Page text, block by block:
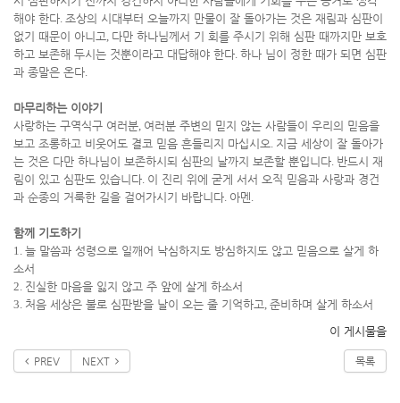
해야 한다. 조상의 시대부터 오늘까지 만물이 잘 돌아가는 것은 재림과 심판이
없기 때문이 아니고, 다만 하나님께서 기 회를 주시기 위해 심판 때까지만 보호
하고 보존해 두시는 것뿐이라고 대답해야 한다. 하나 님이 정한 때가 되면 심판
과 종말은 온다.
마무리하는 이야기
사랑하는 구역식구 여러분, 여러분 주변의 믿지 않는 사람들이 우리의 믿음을
보고 조롱하고 비웃어도 결코 믿음 흔들리지 마십시오. 지금 세상이 잘 돌아가
는 것은 다만 하나님이 보존하시되 심판의 날까지 보존할 뿐입니다. 반드시 재
림이 있고 심판도 있습니다. 이 진리 위에 굳게 서서 오직 믿음과 사랑과 경건
과 순종의 거룩한 길을 걸어가시기 바랍니다. 아멘.
함께 기도하기
1. 늘 말씀과 성령으로 일깨어 낙심하지도 방심하지도 않고 믿음으로 살게 하
소서
2. 진실한 마음을 잃지 않고 주 앞에 살게 하소서
3. 처음 세상은 불로 심판받을 날이 오는 줄 기억하고, 준비하며 살게 하소서
이 게시물을
PREV NEXT 목록